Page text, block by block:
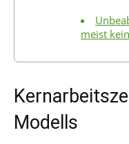
meist
Modells